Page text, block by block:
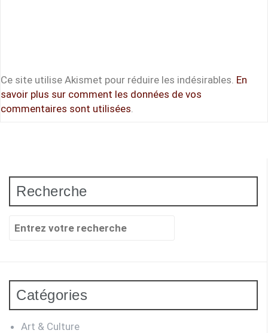
Ce site utilise Akismet pour réduire les indésirables. En
savoir plus sur comment les données de vos
commentaires sont utilisées
Recherche
Recherche
Catégories
Art & Culture